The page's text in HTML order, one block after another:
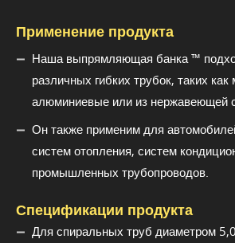
Применение продукта
Наша выпрямляющая банка ™
различных гибких трубок, таких
алюминиевые или из нержавеющей
Он также применим для
систем отопления, систем
промышленных трубопроводов.
Спецификации продукта
Для спиральных труб диаметром